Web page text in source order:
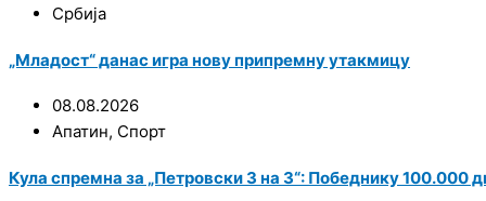
Србија
„Младост“ данас игра нову припремну утакмицу
08.08.2026
Апатин, Спорт
Кула спремна за „Петровски 3 на 3“: Победнику 100.000